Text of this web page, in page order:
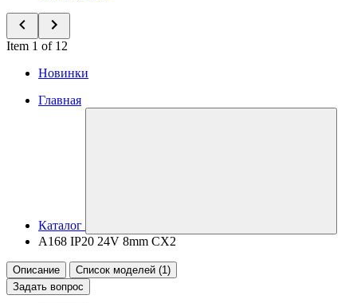
Item 1 of 12
Новинки
Главная
Каталог
A168 IP20 24V 8mm CX2
Описание
Список моделей (1)
Задать вопрос